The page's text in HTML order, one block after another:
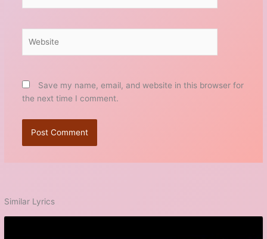
Save my name, email, and website in this browser for
the next time I comment.
Similar Lyrics